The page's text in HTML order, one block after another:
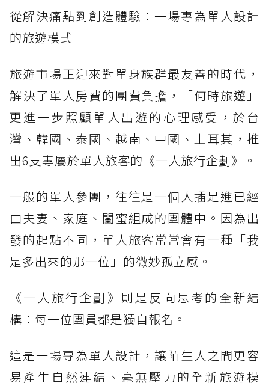
從解決痛點到創造體驗：一場專為單人設計
的旅遊模式
旅遊市場正迎來對單身族群最友善的時代，
解決了單人房費的團費負擔，「何時旅遊」
更進一步照顧單人出遊的心理感受，於台
灣、韓國、泰國、越南、中國、土耳其，推
出6支專屬於單人旅客的《一人旅行企劃》。
一般的單人參團，往往是一個人插足進已經
由夫妻、家庭、閨蜜組成的團體中。因為出
發的起點不同，單人旅客常常會有一種「我
是多出來的那一位」的微妙孤立感。
《一人旅行企劃》則是反向思考的全新結
構：每一位團員都是獨自報名。
這是一場專為單人設計，讓陌生人之間更容
易產生自然連結、毫無壓力的全新旅遊模